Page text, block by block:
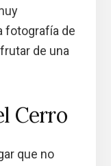
fotografía de
de una
Cerro
que no